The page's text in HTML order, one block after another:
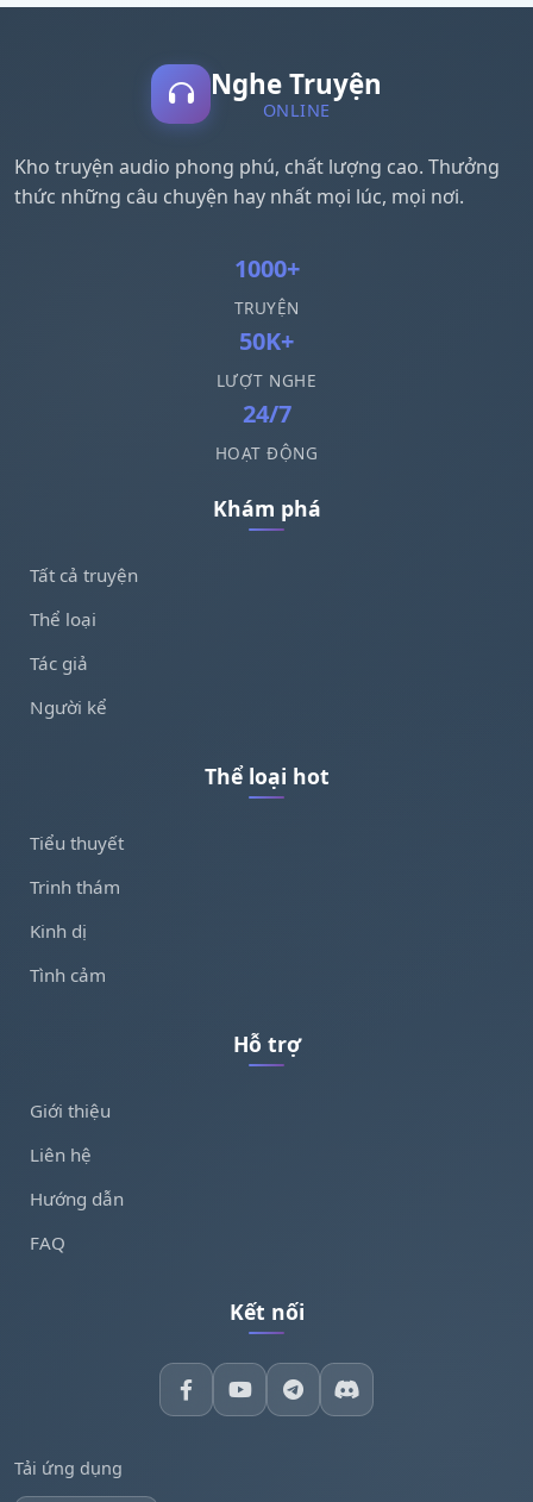
Nghe Truyện
ONLINE
Kho truyện audio phong phú, chất lượng cao. Thưởng
thức những câu chuyện hay nhất mọi lúc, mọi nơi.
1000+
TRUYỆN
50K+
LƯỢT NGHE
24/7
HOẠT ĐỘNG
Khám phá
Tất cả truyện
Thể loại
Tác giả
Người kể
Thể loại hot
Tiểu thuyết
Trinh thám
Kinh dị
Tình cảm
Hỗ trợ
Giới thiệu
Liên hệ
Hướng dẫn
FAQ
Kết nối
Tải ứng dụng